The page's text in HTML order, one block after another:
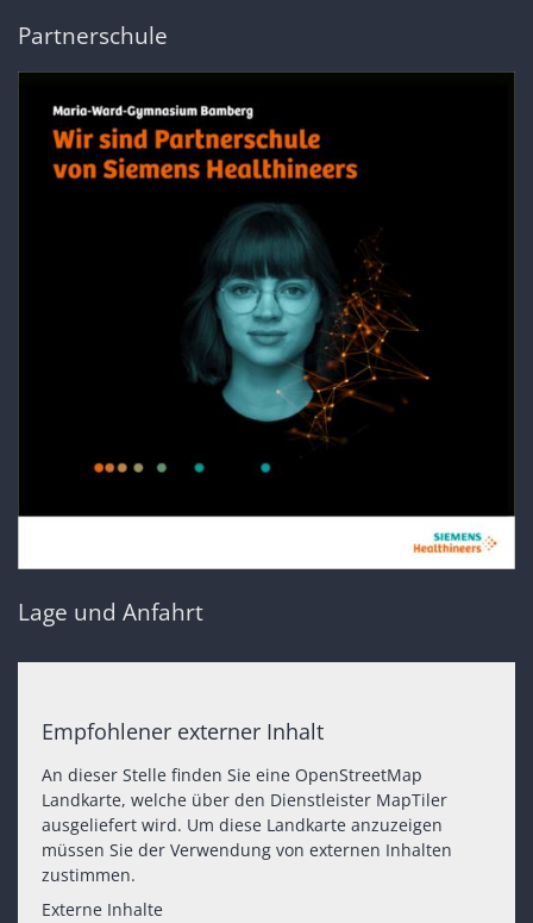
Partnerschule
Lage und Anfahrt
Empfohlener externer Inhalt
An dieser Stelle finden Sie eine OpenStreetMap
Landkarte, welche über den Dienstleister MapTiler
ausgeliefert wird. Um diese Landkarte anzuzeigen
müssen Sie der Verwendung von externen Inhalten
zustimmen.
Externe Inhalte